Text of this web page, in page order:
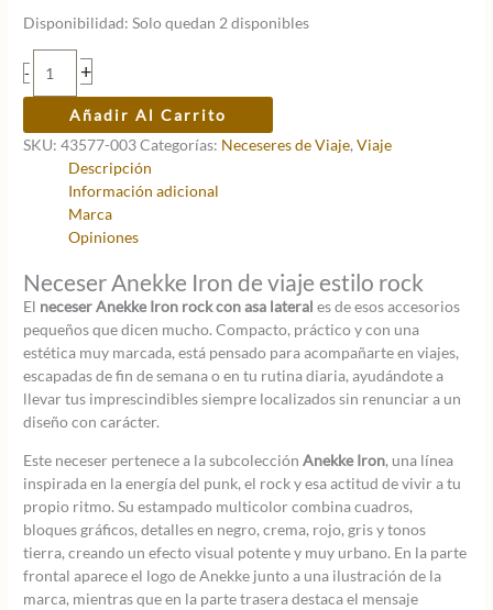
Disponibilidad: Solo quedan 2 disponibles
-
Neceser
de
Anekke
Iron
lateral
+
Añadir Al Carrito
SKU:43577-003Categorías: Neceseres de Viaje,Viaje
Descripción
Información adicional
Marca
Opiniones
Neceser Anekke Iron de viaje estilo rock
El neceser Anekke Iron rock con asa lateral es de esos accesorios
pequeños que dicen mucho. Compacto, práctico y con una
estética muy marcada, está pensado para acompañarte en viajes,
escapadas de fin de semana o en tu rutina diaria, ayudándote a
llevar tus imprescindibles siempre localizados sin renunciar a un
diseño con carácter.
Este neceser pertenece a la subcolecciónAnekke Iron, una línea
inspirada en la energía del punk, el rock y esa actitud de vivir a tu
propio ritmo. Su estampado multicolor combina cuadros,
bloques gráficos, detalles en negro, crema, rojo, gris y tonos
tierra, creando un efecto visual potente y muy urbano. En la parte
frontal aparece el logo de Anekke junto a una ilustración de la
marca, mientras que en la parte trasera destaca el mensaje